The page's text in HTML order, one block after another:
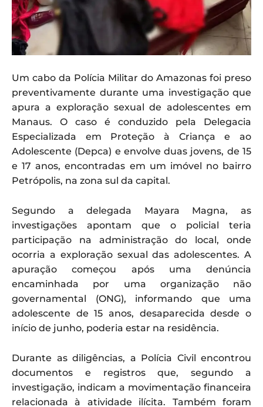
Um cabo da Polícia Militar do Amazonas foi preso
preventivamente durante uma investigação que
apura a exploração sexual de adolescentes em
Manaus. O caso é conduzido pela Delegacia
Especializada em Proteção à Criança e ao
Adolescente (Depca) e envolve duas jovens, de 15
e 17 anos, encontradas em um imóvel no bairro
Petrópolis, na zona sul da capital.
Segundo a delegada Mayara Magna, as
investigações apontam que o policial teria
participação na administração do local, onde
ocorria a exploração sexual das adolescentes. A
apuração começou após uma denúncia
encaminhada por uma organização não
governamental (ONG), informando que uma
adolescente de 15 anos, desaparecida desde o
início de junho, poderia estar na residência.
Durante as diligências, a Polícia Civil encontrou
documentos e registros que, segundo a
investigação, indicam a movimentação financeira
relacionada à atividade ilícita. Também foram